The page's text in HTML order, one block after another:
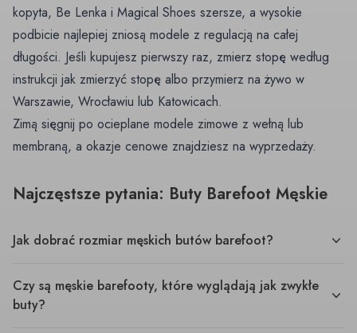
kopyta, Be Lenka i Magical Shoes szersze, a wysokie
podbicie najlepiej zniosą modele z regulacją na całej
długości. Jeśli kupujesz pierwszy raz, zmierz stopę według
instrukcji jak zmierzyć stopę albo przymierz na żywo w
Warszawie, Wrocławiu lub Katowicach.
Zimą sięgnij po ocieplane modele zimowe z wełną lub
membraną, a okazje cenowe znajdziesz na wyprzedaży.
Najczęstsze pytania: Buty Barefoot Męskie
Jak dobrać rozmiar męskich butów barefoot?
Czy są męskie barefooty, które wyglądają jak zwykłe
buty?